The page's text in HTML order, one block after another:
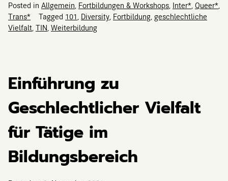
Posted in Allgemein, Fortbildungen & Workshops, Inter*, Queer*,
Trans*
Tagged 101, Diversity, Fortbildung, geschlechtliche
Vielfalt, TIN, Weiterbildung
Einführung zu
Geschlechtlicher Vielfalt
für Tätige im
Bildungsbereich